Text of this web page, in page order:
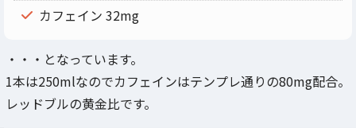
カフェイン 32mg
・・・となっています。
1本は250mlなのでカフェインはテンプレ通りの80mg配合。
レッドブルの黄金比です。